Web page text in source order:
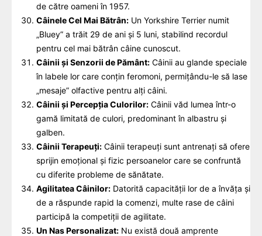
de către oameni în 1957.
Câinele Cel Mai Bătrân: Un Yorkshire Terrier numit
„Bluey” a trăit 29 de ani și 5 luni, stabilind recordul
pentru cel mai bătrân câine cunoscut.
Câinii și Senzorii de Pământ: Câinii au glande speciale
în labele lor care conțin feromoni, permițându-le să lase
„mesaje” olfactive pentru alți câini.
Câinii și Percepția Culorilor: Câinii văd lumea într-o
gamă limitată de culori, predominant în albastru și
galben.
Câinii Terapeuți: Câinii terapeuți sunt antrenați să ofere
sprijin emoțional și fizic persoanelor care se confruntă
cu diferite probleme de sănătate.
Agilitatea Câinilor: Datorită capacității lor de a învăța și
de a răspunde rapid la comenzi, multe rase de câini
participă la competiții de agilitate.
Un Nas Personalizat: Nu există două amprente